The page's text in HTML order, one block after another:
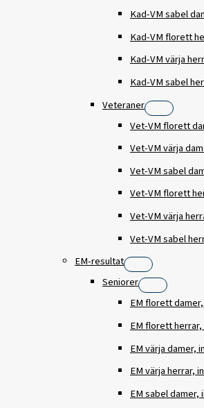
Kad-VM sabel
Kad-VM florett
Kad-VM värja
Kad-VM sabel
Veteraner
Vet-VM florett
Vet-VM värja
Vet-VM sabel
Vet-VM florett
Vet-VM värja
Vet-VM sabel
EM-resultat
Seniorer
EM florett
EM florett herrar,
EM värja damer,
EM värja herrar,
EM sabel damer,